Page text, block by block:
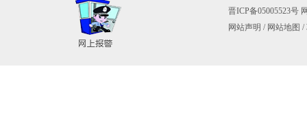
晋ICP备05005523号
网站声明 / 网站地图 /